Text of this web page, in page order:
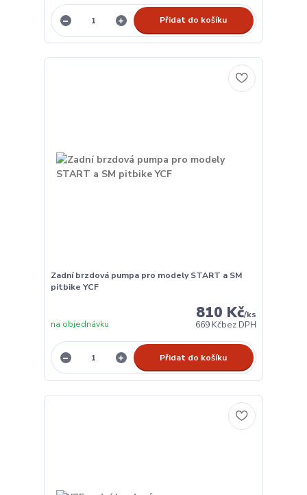
Přidat do košíku
Zadní brzdová pumpa pro modely START a SM
pitbike YCF
810 Kč/ks
669 Kčbez DPH
na objednávku
Přidat do košíku